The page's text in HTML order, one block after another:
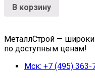
В корзину
МеталлСтрой —
по доступным ценам!
Мск: +7 (495) 363-